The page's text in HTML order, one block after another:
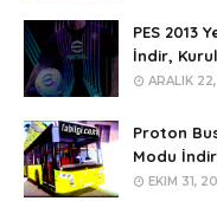
PES 2013
İndir,
ARALIK
Proton
Modu
EKIM 31,